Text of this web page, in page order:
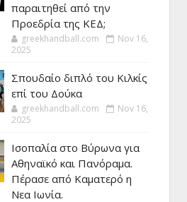
παραιτηθεί από την
Προεδρία της ΚΕΔ;
greekhandball.com
Nov 16,
2025
Σπουδαίο διπλό του Κιλκίς
επί του Δούκα
greekhandball.com
Nov 16,
2025
Ισοπαλία στο Βύρωνα για
Αθηναϊκό και Πανόραμα.
Πέρασε από Καματερό η
Νεα Ιωνία.